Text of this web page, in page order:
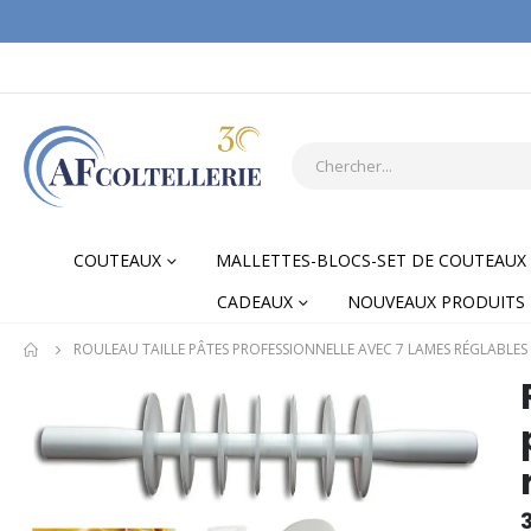
COUTEAUX MALLETTES-BLOCS-SET DE COUTEAUX
CADEAUX
NOUVEAUX PRODUITS
ROULEAU TAILLE PÂTES PROFESSIONNELLE AVEC 7 LAMES
the
Skip